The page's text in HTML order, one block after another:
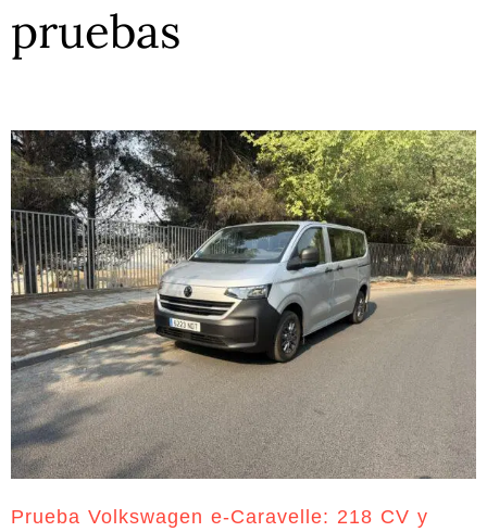
pruebas
Prueba Volkswagen e-Caravelle: 218 CV y